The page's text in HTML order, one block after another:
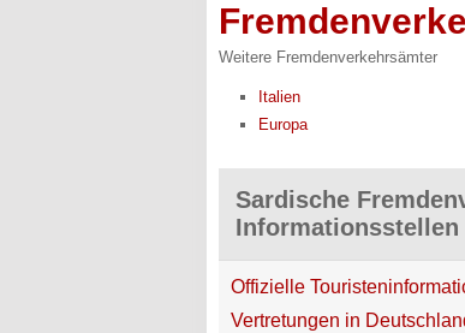
Weitere Fremdenverkehrsämter
Italien
Europa
Sardische
Informationsstellen
Offizielle
Vertretungen in